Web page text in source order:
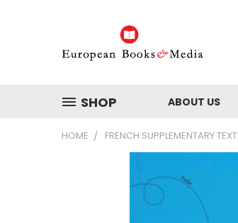
SHOP ABOUT US
HOME FRENCH SUPPLEMENTARY